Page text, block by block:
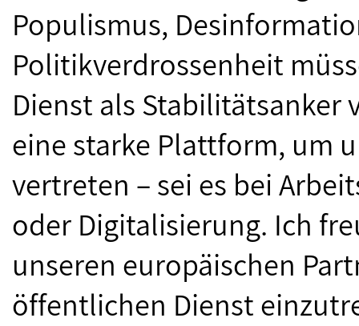
Populismus,
Politikverdrossenheit
Dienst als Stabilitätsanker
eine starke Plattform, um
vertreten – sei es bei
oder Digitalisierung. Ich
unseren europäischen
öffentlichen Dienst